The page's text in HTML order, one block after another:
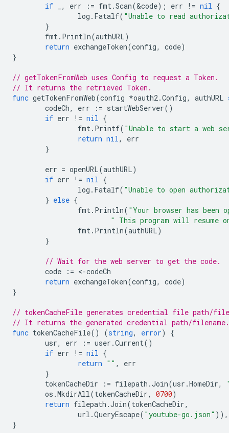
if , err := fmt.Scan(&code); err != nil {
log . Fatalf( "Unable to read
}
fmt. Println(authURL)
return exchangeToken(config, code)
}
// getTokenFromWeb uses Config to request a Token.
// It returns the retrieved Token.
func getTokenFromWeb(config *oauth2.Config, authURL
codeCh, err := startWebServer()
if err != nil {
fmt. Printf( "Unable to start a web
return nil,
err
}
err = openURL(authURL)
if err != nil {
log . Fatalf( "Unable to open
} else {
fmt. Println( "Your browser has been
" This program will resume
fmt. Println(authURL)
}
// Wait for the web server to get the code.
code
:= <-codeCh
return exchangeToken(config, code)
}
// tokenCacheFile generates credential file path/
// It returns the generated credential path/filename.
func tokenCacheFile() (string, error)
{
usr, err := user .Current()
if err != nil {
return "" ,
err
}
tokenCacheDir
:= filepath .Join(usr .HomeDir,
os .MkdirAll(tokenCacheDir, 0700)
return filepath .Join(tokenCacheDir,
url .QueryEscape( "youtube-go.json" )),
}